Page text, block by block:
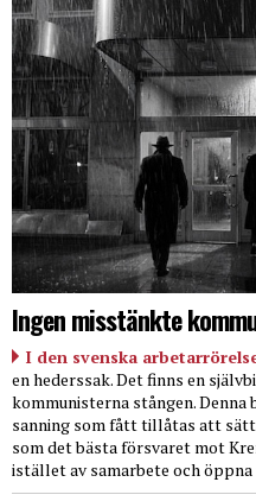
Ingen misstänkte
I den svenska
en hederssak. Det finns en
kommunisterna stången.
sanning som fått tillåtas att
som det bästa försvaret mot
istället av samarbete och